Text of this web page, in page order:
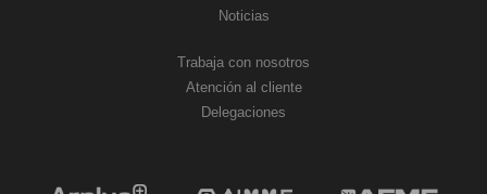
Noticias
Trabaja con nosotros
Atención al cliente
Delegaciones